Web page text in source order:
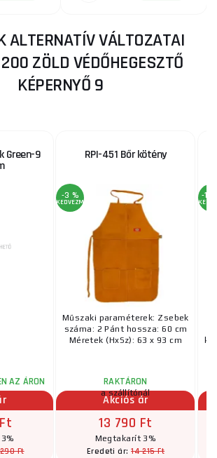
ALTERNATÍV VÁLTOZATAI
ZÖLD VÉDŐHEGESZTŐ
KÉPERNYŐ 9
Green-9
AZ ÁRON
Ft
RPI-451 Bőr kötény
-3 %
KEDVEZMÉNY
Műszaki paraméterek: Zsebek
száma: 2 Pánt hossza: 60 cm
Méretek (HxSz): 63 x 93 cm
RAKTÁRON
a szállítónál
Akciós ár
13 790 Ft
Megtakarít 3%
Eredeti ár:14 215 Ft
-13